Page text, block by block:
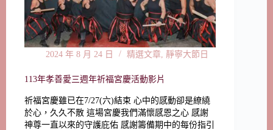
2024 年 8 月 24 日 精選文章, 靜寧大節日
113年孝善愛三週年祈福宮慶活動影片
祈福宮慶雖已在7/27(六)結束 心中的感動卻是繚繞
於心，久久不散 這場宮慶我們滿懷感恩之心 感謝
神尊一直以來的守護庇佑 感謝籌備期中的每份指引